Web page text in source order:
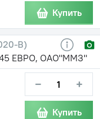
Купить
В)
ЕВРО, ОАО"ММЗ"
− +
Купить